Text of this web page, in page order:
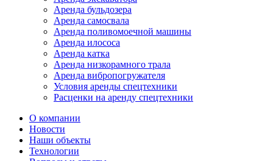
Аренда бульдозера
Аренда самосвала
Аренда поливомоечной машины
Аренда илососа
Аренда катка
Аренда низкорамного трала
Аренда вибропогружателя
Условия аренды спецтехники
Расценки на аренду спецтехники
О компании
Новости
Наши объекты
Технологии